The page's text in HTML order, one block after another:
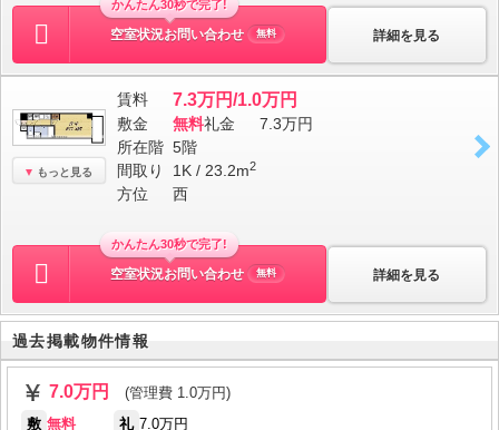
詳細を見る
かんたん30秒で完了!
空室状況お問い合わせ 無料
もっと見る
賃料 7.3万円/1.0万円
敷金 無料礼金
7.3万円
所在階 5階
間取り
1K / 23.2m2
方位 西
詳細を見る
かんたん30秒で完了!
空室状況お問い合わせ 無料
過去掲載物件情報
7.0万円
(管理費 1.0万円)
敷 無料 礼 7.0万円